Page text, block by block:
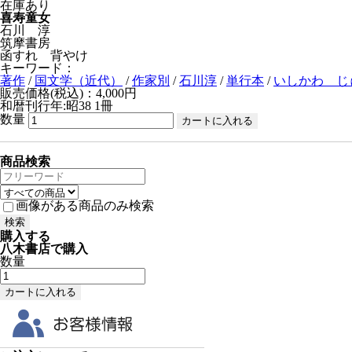
在庫あり
喜寿童女
石川 淳
筑摩書房
函すれ 背やけ
キーワード：
著作 / 国文学（近代） /作家別 /石川淳 /単行本 / いしかわ じ
販売価格(税込)：4,000円
和暦刊行年:昭38 1冊
数量
商品検索
画像がある商品のみ検索
購入する
八木書店で購入
数量